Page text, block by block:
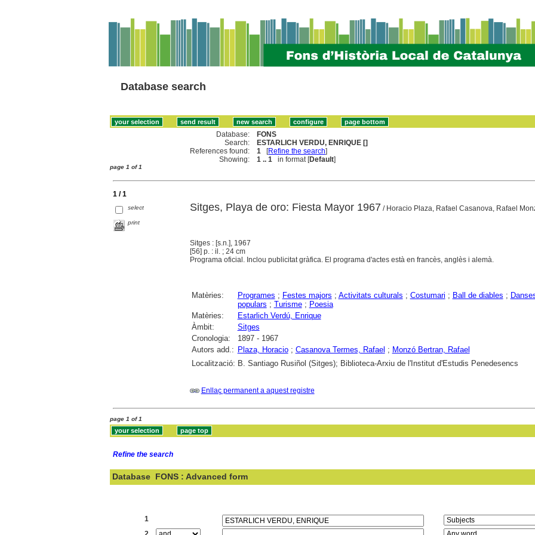
Database search
Database:
FONS
Search:
ESTARLICH VERDU, ENRIQUE []
References found:
1 [Refine the search]
Showing:
1 .. 1 in format [Default]
page 1 of 1
1 / 1
select
print
Sitges, Playa de oro: Fiesta Mayor 1967 / Horacio Plaza, Rafael Casanova, Rafael
Sitges : [s.n.], 1967
[56] p. : il. ; 24 cm
Programa oficial. Inclou publicitat gràfica. El programa d'actes està en francès, anglès i alemà.
Matèries: Programes ; Festes majors ; Activitats culturals ; Costumari ; Ball de diables ;
populars ; Turisme; Poesia
Matèries:
Estarlich Verdú, Enrique
Àmbit:
Sitges
Cronologia:
1897 - 1967
Autors add.: Plaza, Horacio; Casanova Termes, Rafael ; Monzó Bertran, Rafael
Localització: B. Santiago Rusiñol (Sitges); Biblioteca-Arxiu de l'Institut d'Estudis Penedesencs
Enllaç permanent a aquest registre
page 1 of 1
Refine the search
Database FONS : Advanced form
1